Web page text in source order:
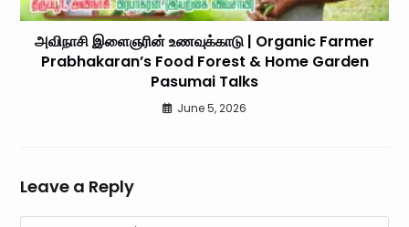
அவிநாசி இளைஞரின் உணவுக்காடு | Organic Farmer
Prabhakaran’s Food Forest & Home Garden
Pasumai Talks
June 5, 2026
Leave a Reply